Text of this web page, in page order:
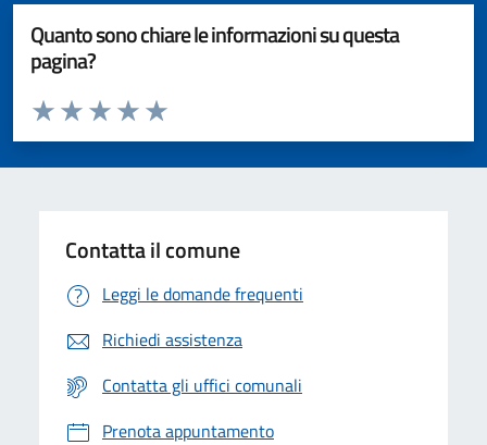
Quanto sono chiare le informazioni su questa
pagina?
Valuta da 1 a 5 stelle la pagina
Valuta 5 stelle su 5
Valuta 4 stelle su 5
Valuta 3 stelle su 5
Valuta 2 stelle su 5
Valuta 1 stelle su 5
Contatta il comune
Leggi le domande frequenti
Richiedi assistenza
Contatta gli uffici comunali
Prenota appuntamento